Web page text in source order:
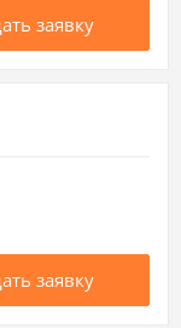
заявку
заявку